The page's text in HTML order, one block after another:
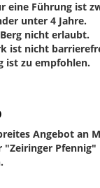
eine Führung ist
unter 4 Jahre.
nicht erlaubt.
ist nicht
ist zu empfohlen.
Angebot an
"Zeiringer